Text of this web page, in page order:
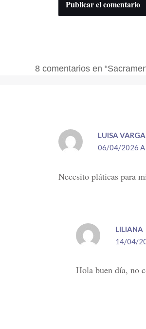
8 comentarios en
LUISA
06/04/2026 A
Necesito pláticas para
LILIANA
14/04/
Hola buen día, no